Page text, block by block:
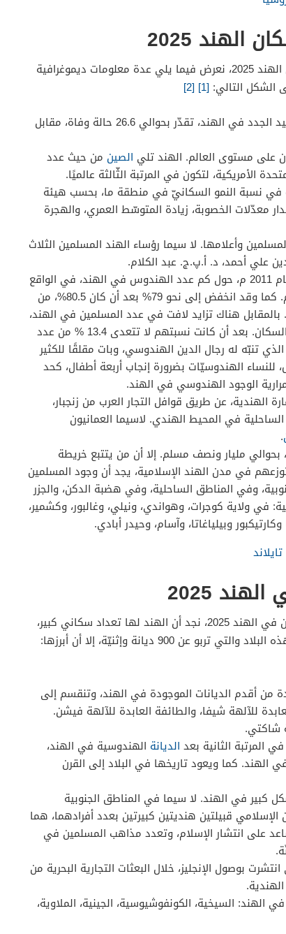
2025
بعد أن وضحنا كم عدد المسلمين في الهند 2025، نعرض فيما يلي عدة معلومات ديموغرافية
الشكل التالي: [1]
[2]
نسبة حالات الوفيّات بين المواليد الجدد في الهند، تقدّر بحوالي 26.6 حالة وفاة، مقابل
على مستوى العالم. الهند تلي الصين من حيث عدد
الأمريكية، لتكون في المرتبة الثّالثة عالميًا.
في نسبة النمو السكانيّ في منطقة ما، بحسب هيئة
معدّلات الخصوبة، زيادة المتوسّط العمري، والهجرة
وأعلامها. لا سيما رؤساء الهند المسلمين الثلاث
علي أحمد، د. أ.پ.ج. عبد الكلام.
وفق الإحصائيات التي تعود لعام 2011 م، حول كم عدد الهندوس في الهند، في الواقع
أن عددهم يتراجع عامًا بعد عام. كما وقد انخفض إلى نحو 79% بعد أن كان 80.5%، من
هناك تزايد لافت في عدد المسلمين في الهند،
اللذان أصبحوا يمثلون ربع عدد السكان. بعد أن كانت نسبتهم لا تتعدى 13.4 % من عدد
2001 م. الأمر الذي تنبّه له رجال الدين الهندوسي، وبات مقلقًا للكثير
الهندوسيّات بضرورة إنجاب أربعة أطفال، كحد
الوجود الهندوسي في الهند.
الهندية، عن طريق قوافل التجار العرب من زنجبار،
الساحلية في المحيط الهندي. لاسيما العمانيون
.
بحوالي مليار ونصف مسلم. إلا أن من يتتبع خريطة
في مدن الهند الإسلامية، يجد أن وجود المسلمين
وفي المناطق الساحلية، وفي هضبة الدكن، والجزر
في ولاية كوجرات، وهواندي، ونيلي، وغالبور، وكشمير،
وبيلياغاتا، وآسام، وحيدر أبادي.
2025
من خلال بحثنا حول كم عدد المسلمين في الهند 2025، نجد أن الهند لها تعداد سكاني كبير،
900 ديانة وإثنيّة، إلا أن أبرزها:
من أقدم الديانات الموجودة في الهند، وتنقسم إلى
للآلهة شيفا، والطائفة العابدة للآلهة فيشن.
شاكتي.
المرتبة الثانية بعد الديانة الهندوسية في الهند،
الهند. كما ويعود تاريخها في البلاد إلى القرن
كبير في الهند. لا سيما في المناطق الجنوبية
الإسلامي قبيلتين هنديتين كبيرتين بعدد أفرادهما، هما
على انتشار الإسلام، وتعدد مذاهب المسلمين في
انتشرت بوصول الإنجليز، خلال البعثات التجارية البحرية من
الهند: السيخية، الكونفوشيوسية، الجينية، الملاوية،